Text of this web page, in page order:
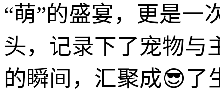
“萌”的盛宴，更是一
头，记录下了宠物与
的瞬间，汇聚成😎了